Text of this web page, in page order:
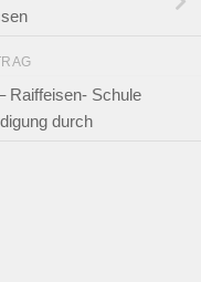
Raiffeisen- Schule
durch